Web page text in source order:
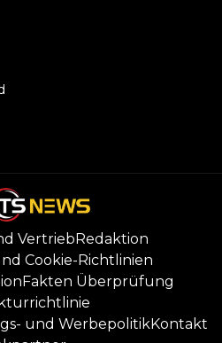
VertriebRedaktion
Cookie-Richtlinien
Fakten Überprüfung
und WerbepolitikKontakt